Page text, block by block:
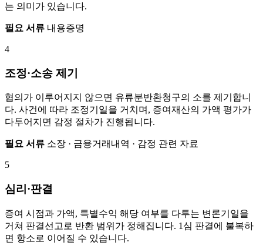
는 의미가 있습니다.
필요 서류 내용증명
4
조정·소송 제기
협의가 이루어지지 않으면 유류분반환청구의 소를 제기합니
다. 사건에 따라 조정기일을 거치며, 증여재산의 가액 평가가
다투어지면 감정 절차가 진행됩니다.
필요 서류 소장 · 금융거래내역 · 감정 관련 자료
5
심리·판결
증여 시점과 가액, 특별수익 해당 여부를 다투는 변론기일을
거쳐 판결선고로 반환 범위가 정해집니다. 1심 판결에 불복하
면 항소로 이어질 수 있습니다.